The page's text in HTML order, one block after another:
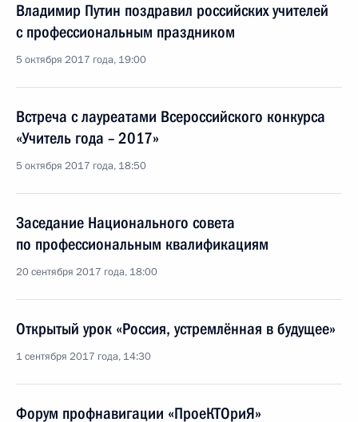
Владимир Путин поздравил российских учителей
с профессиональным праздником
5 октября 2017 года, 19:00
Встреча с лауреатами Всероссийского конкурса
«Учитель года – 2017»
5 октября 2017 года, 18:50
Заседание Национального совета
по профессиональным квалификациям
20 сентября 2017 года, 18:00
Открытый урок «Россия, устремлённая в будущее»
1 сентября 2017 года, 14:30
Форум профнавигации «ПроеКТОриЯ»